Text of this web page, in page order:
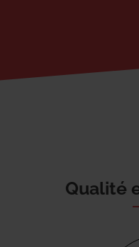
Qualité